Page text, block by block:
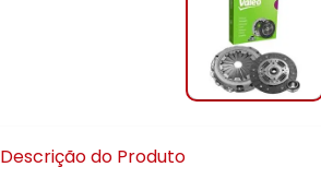
Descrição do Produto